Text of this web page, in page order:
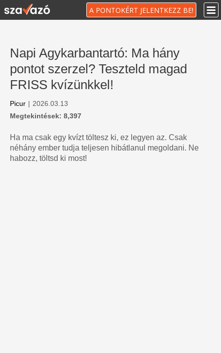
A PONTOKÉRT JELENTKEZZ BE!
Napi Agykarbantartó: Ma hány
pontot szerzel? Teszteld magad
FRISS kvízünkkel!
Picur | 2026.03.13
Megtekintések: 8,397
Ha ma csak egy kvízt töltesz ki, ez legyen az. Csak
néhány ember tudja teljesen hibátlanul megoldani. Ne
habozz, töltsd ki most!